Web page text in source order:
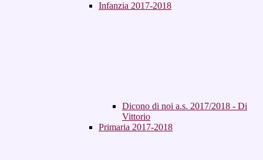
Infanzia 2017-2018
Dicono di noi a.s. 2017/2018 - Di
Vittorio
Primaria 2017-2018